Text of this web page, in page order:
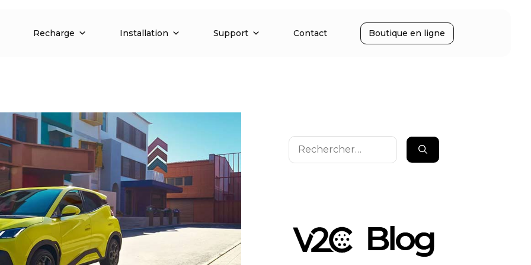
Recharge Installation Support Contact Boutique en ligne
Rechercher :